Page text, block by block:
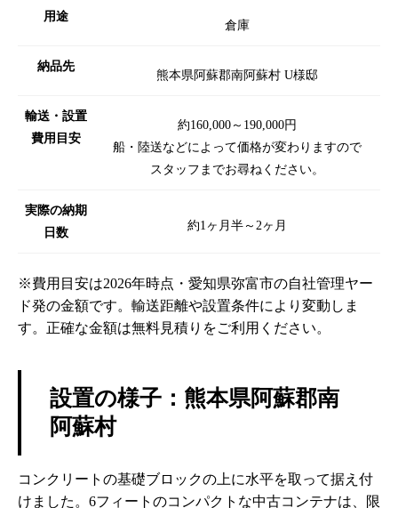
用途
倉庫
納品先
熊本県阿蘇郡南阿蘇村 U様邸
輸送・設置
費用目安
約160,000～190,000円
船・陸送などによって価格が変わりますので
スタッフまでお尋ねください。
実際の納期
日数
約1ヶ月半～2ヶ月
※費用目安は2026年時点・愛知県弥富市の自社管理ヤー
ド発の金額です。輸送距離や設置条件により変動しま
す。正確な金額は無料見積りをご利用ください。
設置の様子：熊本県阿蘇郡南
阿蘇村
コンクリートの基礎ブロックの上に水平を取って据え付
けました。6フィートのコンパクトな中古コンテナは、限